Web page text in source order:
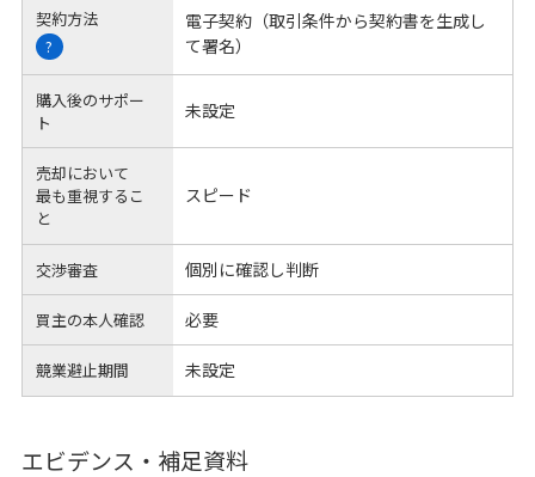
契約方法
?
電子契約（取引条件から契約書を生成し
て署名）
購入後のサポー
ト
未設定
売却において
最も重視するこ
と
スピード
交渉審査 個別に確認し判断
買主の本人確認 必要
競業避止期間 未設定
エビデンス・補足資料